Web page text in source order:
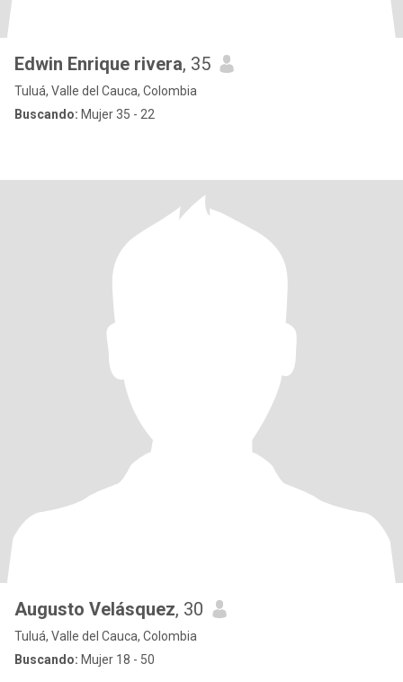
Edwin Enrique rivera, 35
Tuluá, Valle del Cauca, Colombia
Buscando: Mujer 35 - 22
Augusto Velásquez, 30
Tuluá, Valle del Cauca, Colombia
Buscando: Mujer 18 - 50